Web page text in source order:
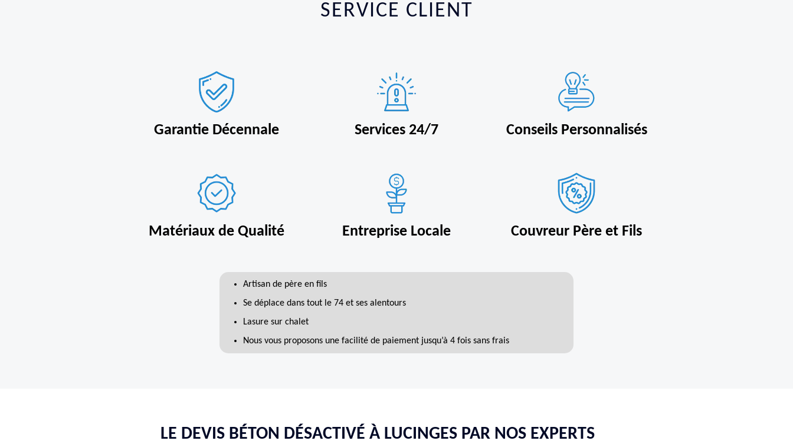
SERVICE CLIENT
Garantie Décennale Services 24/7 Conseils Personnalisés
Matériaux de Qualité Entreprise Locale Couvreur Père et Fils
Artisan de père en fils
Se déplace dans tout le 74 et ses alentours
Lasure sur chalet
Nous vous proposons une facilité de paiement jusqu’à 4 fois sans frais
LE DEVIS BÉTON DÉSACTIVÉ À LUCINGES PAR NOS EXPERTS